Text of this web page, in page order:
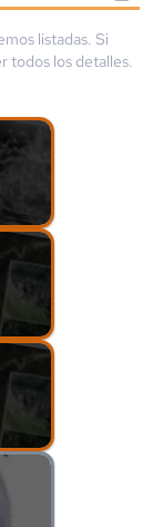
listadas. Si
todos los detalles.